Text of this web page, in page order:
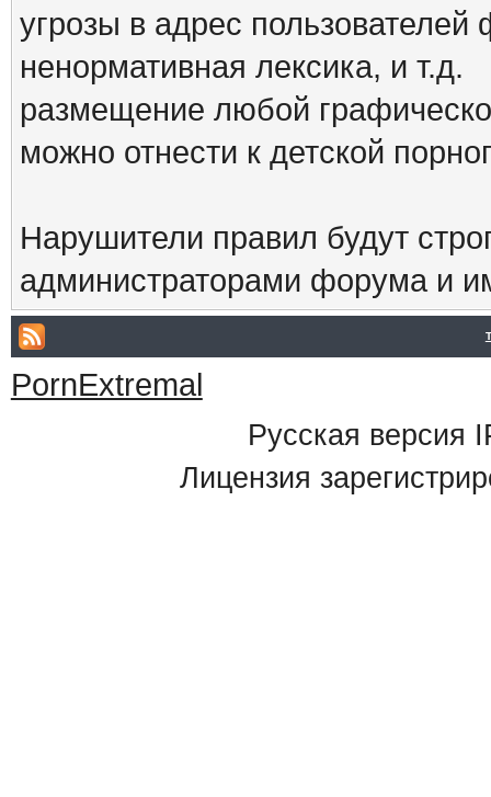
угрозы в адрес
ненормативная лексика, и т.д.
размещение любой
можно отнести к детской
Нарушители правил будут
администраторами форума и
PornExtremal
Русская версия
Лицензия